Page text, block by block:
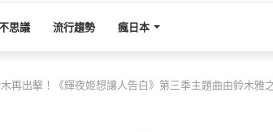
思議 流行趨勢 瘋日本
再出擊！《輝夜姬想讓人告白》第三季主題曲由鈴木雅